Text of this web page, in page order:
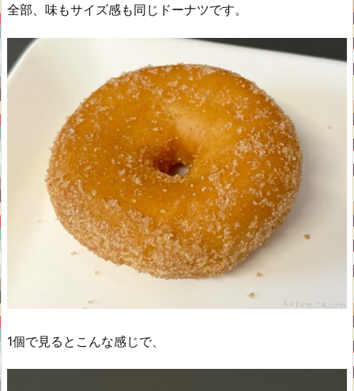
全部、味もサイズ感も同じドーナツです。
1個で見るとこんな感じで、